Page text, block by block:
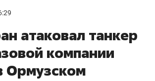
атаковал танкер
компании
Ормузском